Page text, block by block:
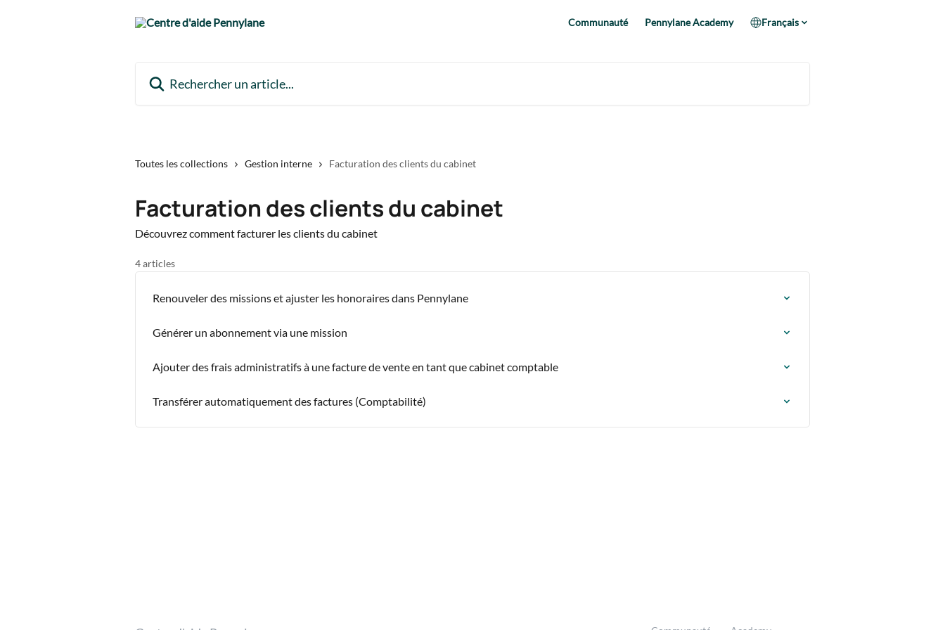
Communauté Pennylane Academy Français
Toutes les collections Gestion interne Facturation des clients du cabinet
Facturation des clients du cabinet
Découvrez comment facturer les clients du cabinet
4 articles
Renouveler des missions et ajuster les honoraires dans Pennylane
Générer un abonnement via une mission
Ajouter des frais administratifs à une facture de vente en tant que cabinet comptable
Transférer automatiquement des factures (Comptabilité)